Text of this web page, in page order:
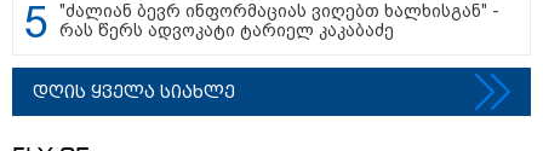
"ძალიან ბევრ ინფორმაციას ვიღებთ ხალხისგან" -
რას წერს ადვოკატი ტარიელ კაკაბაძე
დღის ყველა სიახლე